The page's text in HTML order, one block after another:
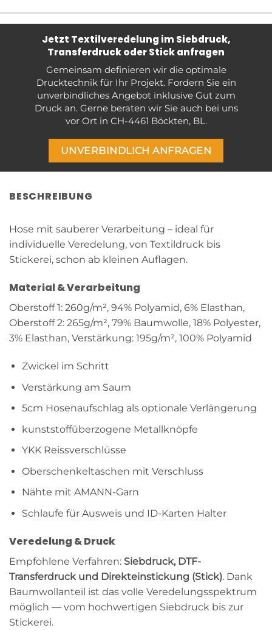
Jetzt Textilveredelung im Siebdruck,
Transferdruck oder Stick anfragen
Gemeinsam definieren wir die optimale
Drucktechnik für Ihr Projekt. Fordern Sie ein
unverbindliches Angebot inklusive Gut zum
Druck an. Gerne beraten wir Sie auch bei uns
vor Ort in CH-4461 Böckten, BL.
UNVERBINDLICH ANFRAGEN
BESCHREIBUNG
Hose mit sauberer Verarbeitung – ideal für
individuelle Veredelung, von Textildruck bis
Stickerei, schon ab kleinen Auflagen.
Material & Verarbeitung
Oberstoff 1: 260g/m², 94% Polyamid, 6% Elasthan,
Oberstoff 2: 265g/m², 79% Baumwolle, 18% Polyester,
3% Elasthan, Verstärkung: 195g/m², 100% Polyamid
Zwickel im Schritt
Verstärkung am Saum
5cm Hosenaufschlag als optionale Verlängerung
kunststoffüberzogene Metallknöpfe
YKK Reissverschlüsse
Oberschenkeltaschen mit Verschluss
Nähte mit AMANN-Garn
Schlaufe für Ausweis und ID-Karten Halter
Veredelung & Druck
Empfohlene Verfahren: Siebdruck, DTF-
Transferdruck und Direkteinstickung (Stick). Dank
Baumwollanteil ist das volle Veredelungsspektrum
möglich — vom hochwertigen Siebdruck bis zur
Stickerei.